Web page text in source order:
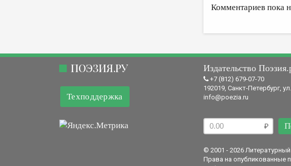
Комментариев пока
ПОЭЗИЯ.РУ
Техподдержка
Издательство
+7 (812) 679-07-70
192019, Санкт-Петербург,
info@poezia.ru
© 2001 - 2026
Права на опубликованные